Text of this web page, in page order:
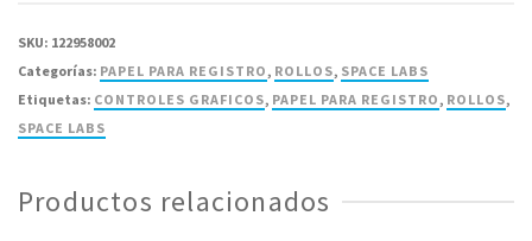
49,5mm
-
SKU: 122958002
Categorías: PAPEL PARA REGISTRO, ROLLOS, SPACE LABS
Etiquetas: CONTROLES GRAFICOS, PAPEL PARA REGISTRO, ROLLOS,
SPACE LABS
Productos relacionados